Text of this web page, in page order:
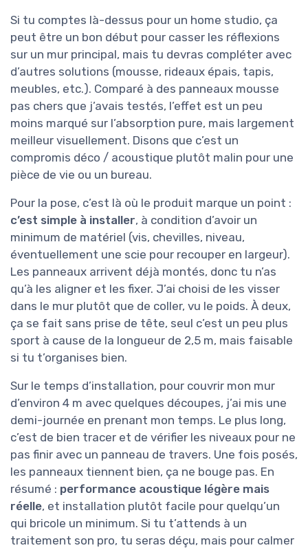
Si tu comptes là-dessus pour un home studio, ça
peut être un bon début pour casser les réflexions
sur un mur principal, mais tu devras compléter avec
d’autres solutions (mousse, rideaux épais, tapis,
meubles, etc.). Comparé à des panneaux mousse
pas chers que j’avais testés, l’effet est un peu
moins marqué sur l’absorption pure, mais largement
meilleur visuellement. Disons que c’est un
compromis déco / acoustique plutôt malin pour une
pièce de vie ou un bureau.
Pour la pose, c’est là où le produit marque un point :
c’est simple à installer, à condition d’avoir un
minimum de matériel (vis, chevilles, niveau,
éventuellement une scie pour recouper en largeur).
Les panneaux arrivent déjà montés, donc tu n’as
qu’à les aligner et les fixer. J’ai choisi de les visser
dans le mur plutôt que de coller, vu le poids. À deux,
ça se fait sans prise de tête, seul c’est un peu plus
sport à cause de la longueur de 2,5 m, mais faisable
si tu t’organises bien.
Sur le temps d’installation, pour couvrir mon mur
d’environ 4 m avec quelques découpes, j’ai mis une
demi-journée en prenant mon temps. Le plus long,
c’est de bien tracer et de vérifier les niveaux pour ne
pas finir avec un panneau de travers. Une fois posés,
les panneaux tiennent bien, ça ne bouge pas. En
résumé : performance acoustique légère mais
réelle, et installation plutôt facile pour quelqu’un
qui bricole un minimum. Si tu t’attends à un
traitement son pro, tu seras déçu, mais pour calmer